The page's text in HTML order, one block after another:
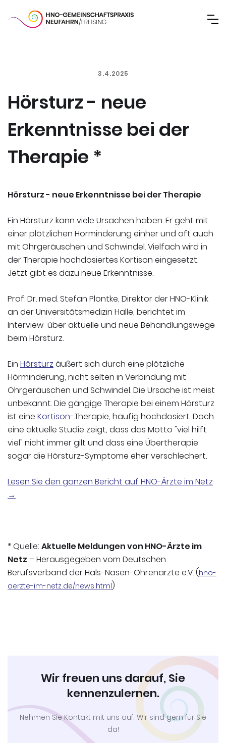
3.4.2025
Hörsturz - neue
Erkenntnisse bei der
Therapie *
Hörsturz - neue Erkenntnisse bei der Therapie
Ein Hörsturz kann viele Ursachen haben. Er geht mit
einer plötzlichen Hörminderung einher und oft auch
mit Ohrgeräuschen und Schwindel. Vielfach wird in
der Therapie hochdosiertes Kortison eingesetzt.
Jetzt gibt es dazu neue Erkenntnisse.
Prof. Dr. med. Stefan Plontke, Direktor der HNO-Klinik
an der Universitätsmedizin Halle, berichtet im
Interview über aktuelle und neue Behandlungswege
beim Hörsturz.
Ein Hörsturzäußert sich durch eine plötzliche
Hörminderung, nicht selten in Verbindung mit
Ohrgeräuschen und Schwindel. Die Ursache ist meist
unbekannt. Die gängige Therapie bei einem Hörsturz
ist eine Kortison-Therapie, häufig hochdosiert. Doch
eine aktuelle Studie zeigt, dass das Motto "viel hilft
viel" nicht immer gilt und dass eine Übertherapie
sogar die Hörsturz-Symptome eher verschlechert.
Lesen Sie den ganzen Bericht auf HNO-Ärzte im Netz
→
* Quelle: Aktuelle Meldungen von HNO-Ärzte im
Netz – Herausgegeben vom Deutschen
Berufsverband der Hals-Nasen-Ohrenärzte e.V. (hno-
aerzte-im-netz.de/news.html)
Wir freuen uns darauf, Sie
kennenzulernen.
Nehmen Sie Kontakt mit uns auf. Wir sind gern für Sie
da!